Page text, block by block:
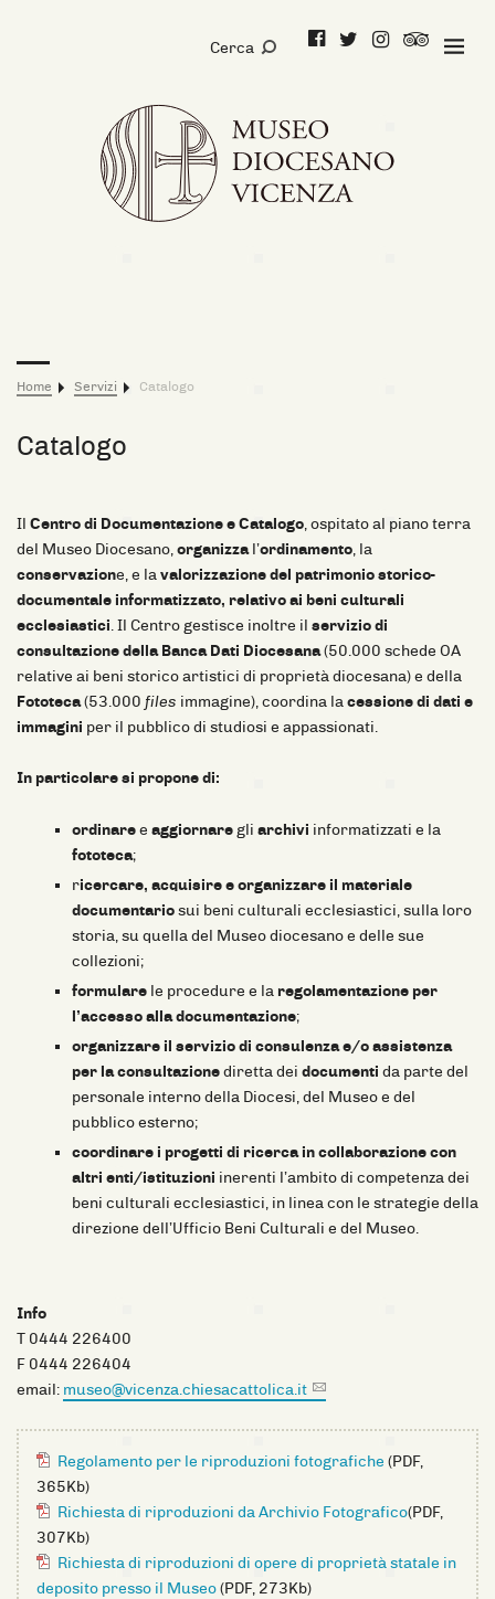
Facebook
TwitterInstagram
Trip
Advisor
Cerca
Home Servizi Catalogo
Catalogo
Il Centro di Documentazione e Catalogo, ospitato al piano terra
del Museo Diocesano,organizzal’ordinamento, la
conservazione, e lavalorizzazionedel patrimonio storico-
documentale informatizzato, relativo ai beni culturali
ecclesiastici. Il Centro gestisce inoltre il serviziodi
consultazione della Banca Dati Diocesana(50.000 schede OA
relative ai beni storico artistici di proprietà diocesana) e della
Fototeca(53.000 files immagine), coordina lacessione di dati e
immagini per il pubblico di studiosi e appassionati.
In particolare si propone di:
ordinaree aggiornare gli archivi informatizzati e la
fototeca;
ricercare, acquisire e organizzare il materiale
documentariosui beni culturali ecclesiastici, sulla loro
storia, su quella del Museo diocesano e delle sue
collezioni;
formulare le procedure e la regolamentazione per
l’accesso alla documentazione;
organizzare il servizio di consulenza e/o assistenza
per la consultazionediretta dei documenti da parte del
personale interno della Diocesi, del Museo e del
pubblico esterno;
coordinare i progetti di ricerca in collaborazione con
altri enti/istituzioni inerenti l’ambito di competenza dei
beni culturali ecclesiastici, in linea con le strategie della
direzione dell’Ufficio Beni Culturali e del Museo.
Info
T 0444 226400
F 0444 226404
email: museo@vicenza.chiesacattolica.it
Regolamento per le riproduzioni fotografiche (PDF,
365Kb)
Richiesta di riproduzioni da Archivio Fotografico(PDF,
307Kb)
Richiesta di riproduzioni di opere di proprietà statale in
deposito presso il Museo(PDF, 273Kb)